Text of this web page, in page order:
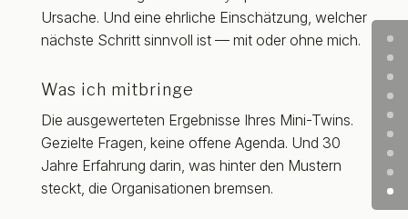
Ursache. Und eine ehrliche Einschätzung, welcher
nächste Schritt sinnvoll ist — mit oder ohne mich.
Was ich mitbringe
Die ausgewerteten Ergebnisse Ihres Mini-Twins.
Gezielte Fragen, keine offene Agenda. Und 30
Jahre Erfahrung darin, was hinter den Mustern
steckt, die Organisationen bremsen.